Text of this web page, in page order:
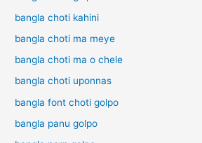
bangla choti kahini
bangla choti ma meye
bangla choti ma o chele
bangla choti uponnas
bangla font choti golpo
bangla panu golpo